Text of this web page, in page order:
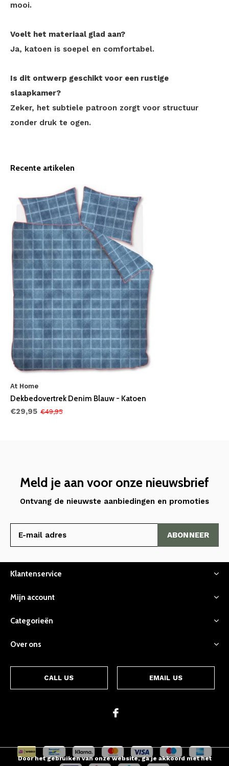
mooi.
Voelt het materiaal glad aan?
Ja, katoen is soepel en comfortabel.
Is dit ontwerp geschikt voor een rustige
slaapkamer?
Zeker, het subtiele patroon zorgt voor structuur
zonder druk te ogen.
Recente artikelen
At Home
Dekbedovertrek Denim Blauw - Katoen
€29,95 €49,95
Meld je aan voor onze nieuwsbrief
Ontvang de nieuwste aanbiedingen en promoties
ABONNEER
Klantenservice
Mijn account
Categorieën
Over ons
CALL US EMAIL US
Door het gebruiken van onze website, ga je akkoord met het